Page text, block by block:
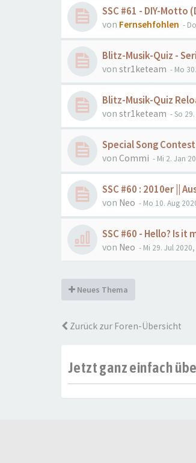
SSC #61 - DIY-Motto
von Fernsehfohlen -
Blitz-Musik-Quiz -
von str1keteam - Mo
Blitz-Musik-Quiz
von str1keteam - So
Special Song
von Commi - Mi 2. Jan
SSC #60 : 2010er ||
von Neo - Mo 10. Aug
SSC #60 - Hello? Is
von Neo - Mi 29. Jul
Neues Thema
Zurück zur Foren-Übersicht
Jetzt ganz einfach